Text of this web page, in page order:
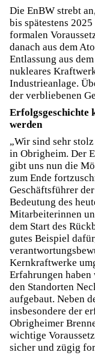
Die EnBW strebt
bis spätestens
formalen
danach aus dem
Entlassung aus
nukleares
Industrieanlage.
der verbliebenen
Erfolgsgeschichte
werden
„Wir sind sehr
in Obrigheim. Der
gibt uns nun die
zum Ende
Geschäftsführer
Bedeutung des
Mitarbeiterinnen
dem Start des
gutes Beispiel
Kernkraftwerke
Erfahrungen
den Standorten
aufgebaut. Neben
insbesondere der
Obrigheimer
wichtige
sicher und zügig